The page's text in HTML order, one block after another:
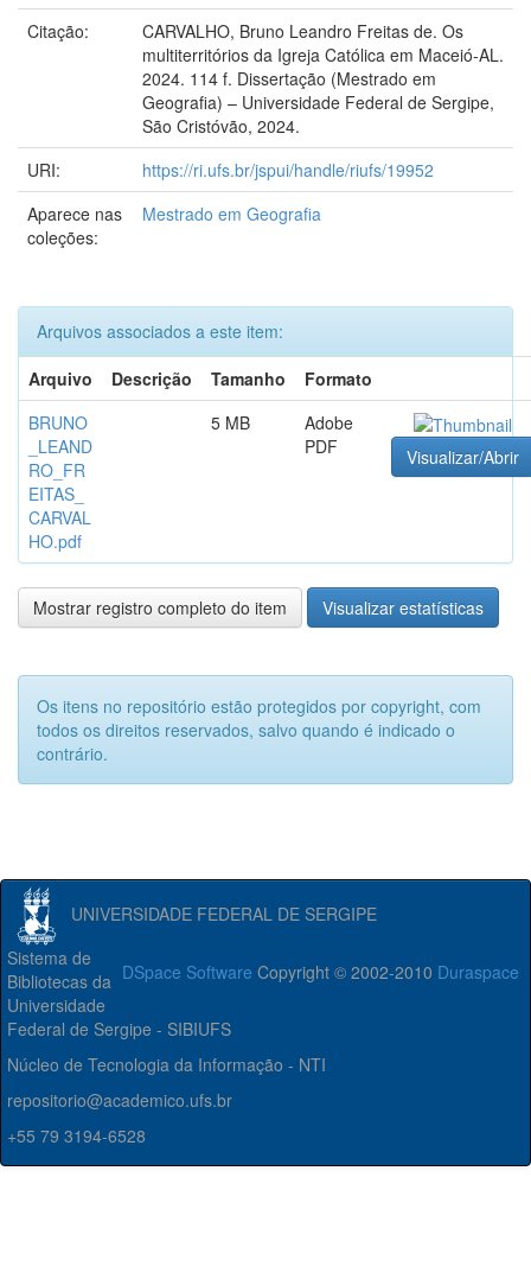
Citação:
CARVALHO, Bruno Leandro Freitas de. Os
multiterritórios da Igreja Católica em Maceió-AL.
2024. 114 f. Dissertação (Mestrado em
Geografia) – Universidade Federal de Sergipe,
São Cristóvão, 2024.
URI:
https://ri.ufs.br/jspui/handle/riufs/19952
Aparece nas
coleções:
Mestrado em Geografia
Arquivos associados a este item:
Arquivo
Descrição Tamanho
Formato
BRUNO
_LEAND
RO_FR
EITAS_
CARVAL
HO.pdf
5 MB
Adobe
PDF
Visualizar/Abrir
Mostrar registro completo do item Visualizar estatísticas
Os itens no repositório estão protegidos por copyright, com
todos os direitos reservados, salvo quando é indicado o
contrário.
UNIVERSIDADE FEDERAL DE SERGIPE
DSpace Software Copyright © 2002-2010 Duraspace
Sistema de
Bibliotecas da
Universidade
Federal de Sergipe - SIBIUFS
Núcleo de Tecnologia da Informação - NTI
repositorio@academico.ufs.br
+55 79 3194-6528